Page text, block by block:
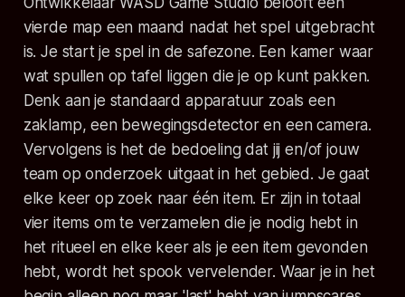
vierde map een maand nadat het spel uitgebracht
is. Je start je spel in de safezone. Een kamer waar
wat spullen op tafel liggen die je op kunt pakken.
Denk aan je standaard apparatuur zoals een
zaklamp, een bewegingsdetector en een camera.
Vervolgens is het de bedoeling dat jij en/of jouw
team op onderzoek uitgaat in het gebied. Je gaat
elke keer op zoek naar één item. Er zijn in totaal
vier items om te verzamelen die je nodig hebt in
het ritueel en elke keer als je een item gevonden
hebt, wordt het spook vervelender. Waar je in het